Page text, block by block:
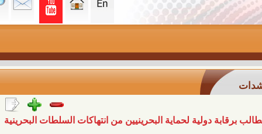
لحماية البحرينيين من انتهاكات السلطات البحرينية